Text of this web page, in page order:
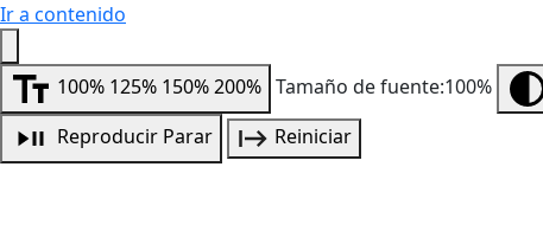
Ir a contenido
100% 125% 150%200% Tamaño de fuente:100%
Reproducir Parar Reiniciar